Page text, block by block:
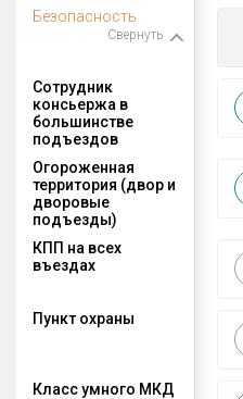
Безопасность
Свернуть
Сотрудник
консьержа в
большинстве
подъездов
Огороженная
территория (двор и
дворовые
подъезды)
КПП на всех
въездах
Пункт охраны
Класс умного МКД